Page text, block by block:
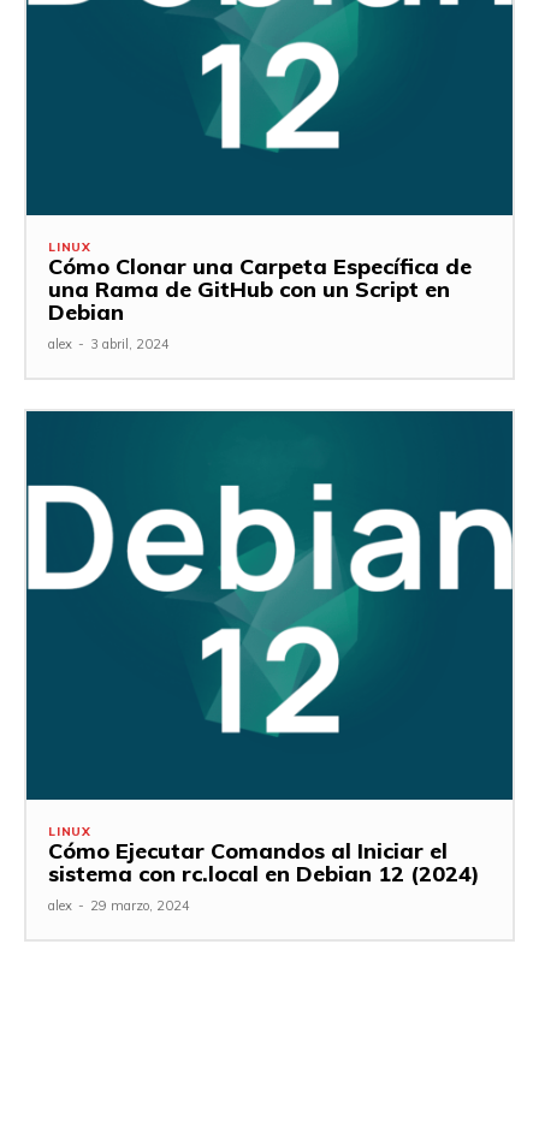
LINUX
Cómo Clonar una Carpeta Específica de
una Rama de GitHub con un Script en
Debian
alex - 3 abril, 2024
LINUX
Cómo Ejecutar Comandos al Iniciar el
sistema con rc.local en Debian 12 (2024)
alex - 29 marzo, 2024